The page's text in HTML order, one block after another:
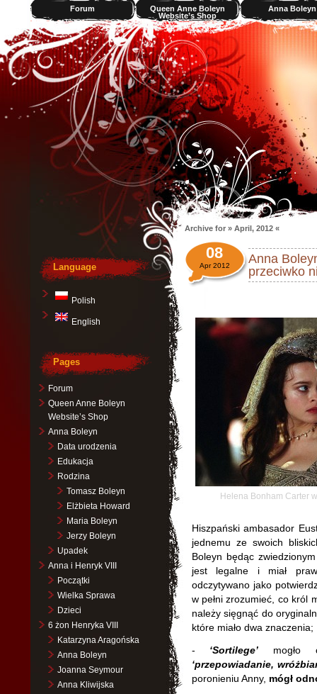
Forum
Queen Anne Boleyn
Website’s Shop
Anna Boleyn
Videos
Archive for » April, 2012 «
Anna
przeciwko
08
Apr 2012
Helena Bonham Carter
Hiszpański ambasador
jednemu ze swoich
Boleyn będąc
jest legalne i miał
odczytywano jako
w pełni zrozumieć, co król
należy sięgnąć do
które miało dwa znaczenia;
- ‘Sortilege’ mogło
‘przepowiadanie,
poronieniu Anny, mógł
Language
Polish
English
Pages
Forum
Queen Anne Boleyn
Website’s Shop
Anna Boleyn
Data urodzenia
Edukacja
Rodzina
Tomasz Boleyn
Elżbieta Howard
Maria Boleyn
Jerzy Boleyn
Upadek
Anna i Henryk VIII
Początki
Wielka Sprawa
Dzieci
6 żon Henryka VIII
Katarzyna Aragońska
Anna Boleyn
Joanna Seymour
Anna Kliwijska